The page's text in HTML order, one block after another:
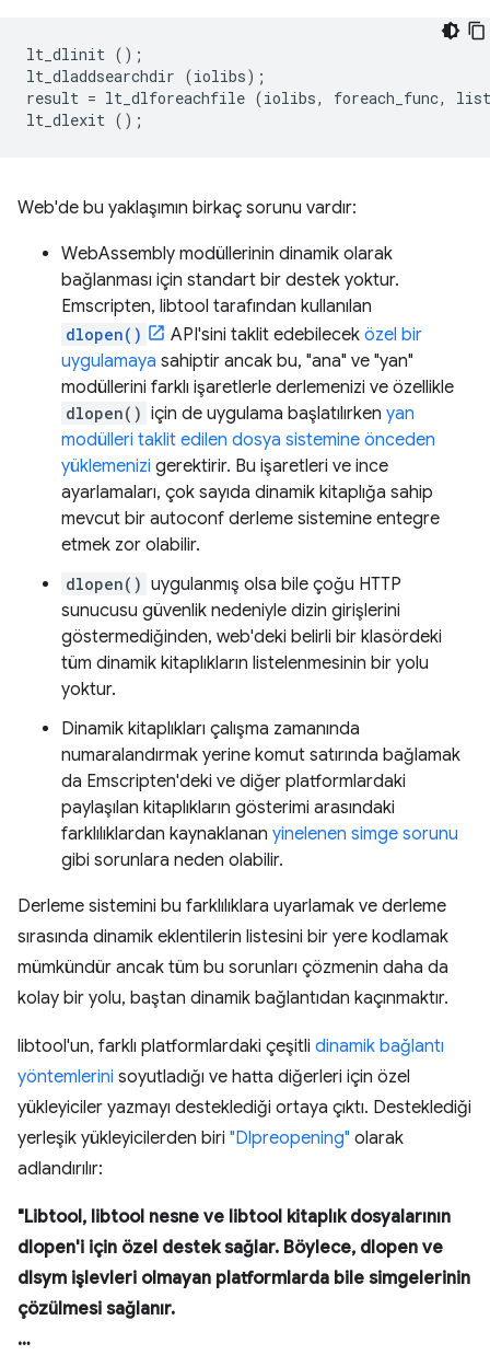
lt_dlinit ();
lt_dladdsearchdir (iolibs);
result = lt_dlforeachfile (iolibs, foreach_func,
list
lt_dlexit ();
Web'de bu yaklaşımın birkaç sorunu vardır:
WebAssembly modüllerinin dinamik olarak
bağlanması için standart bir destek yoktur.
Emscripten, libtool tarafından kullanılan
dlopen() API'sini taklit edebilecek özel bir
uygulamaya sahiptir ancak bu, "ana" ve "yan"
modüllerini farklı işaretlerle derlemenizi ve özellikle
dlopen() için de uygulama başlatılırken yan
modülleri taklit edilen dosya sistemine önceden
yüklemenizi gerektirir. Bu işaretleri ve ince
ayarlamaları, çok sayıda dinamik kitaplığa sahip
mevcut bir autoconf derleme sistemine entegre
etmek zor olabilir.
dlopen() uygulanmış olsa bile çoğu HTTP
sunucusu güvenlik nedeniyle dizin girişlerini
göstermediğinden, web'deki belirli bir klasördeki
tüm dinamik kitaplıkların listelenmesinin bir yolu
yoktur.
Dinamik kitaplıkları çalışma zamanında
numaralandırmak yerine komut satırında bağlamak
da Emscripten'deki ve diğer platformlardaki
paylaşılan kitaplıkların gösterimi arasındaki
farklılıklardan kaynaklanan yinelenen simge sorunu
gibi sorunlara neden olabilir.
Derleme sistemini bu farklılıklara uyarlamak ve derleme
sırasında dinamik eklentilerin listesini bir yere kodlamak
mümkündür ancak tüm bu sorunları çözmenin daha da
kolay bir yolu, baştan dinamik bağlantıdan kaçınmaktır.
libtool'un, farklı platformlardaki çeşitli dinamik bağlantı
yöntemlerini soyutladığı ve hatta diğerleri için özel
yükleyiciler yazmayı desteklediği ortaya çıktı. Desteklediği
yerleşik yükleyicilerden biri "Dlpreopening" olarak
adlandırılır:
"Libtool, libtool nesne ve libtool kitaplık dosyalarının
dlopen'i için özel destek sağlar. Böylece, dlopen ve
dlsym işlevleri olmayan platformlarda bile simgelerinin
çözülmesi sağlanır.
…